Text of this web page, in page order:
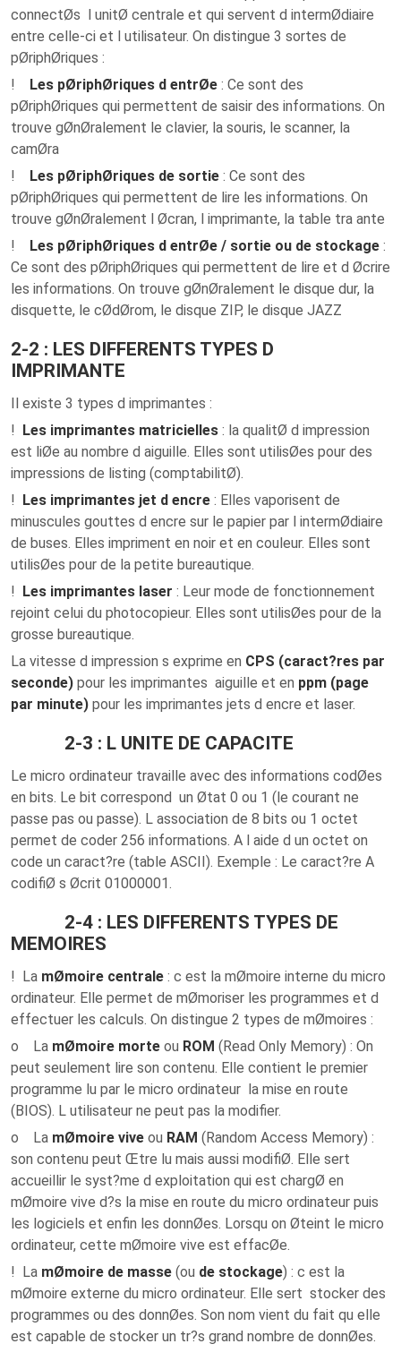
connectØs l unitØ centrale et qui servent d intermØdiaire
entre celle-ci et l utilisateur. On distingue 3 sortes de
pØriphØriques :
! Les pØriphØriques d entrØe : Ce sont des
pØriphØriques qui permettent de saisir des informations. On
trouve gØnØralement le clavier, la souris, le scanner, la
camØra
! Les pØriphØriques de sortie : Ce sont des
pØriphØriques qui permettent de lire les informations. On
trouve gØnØralement l Øcran, l imprimante, la table tra ante
! Les pØriphØriques d entrØe / sortie ou de stockage :
Ce sont des pØriphØriques qui permettent de lire et d Øcrire
les informations. On trouve gØnØralement le disque dur, la
disquette, le cØdØrom, le disque ZIP, le disque JAZZ
2-2 : LES DIFFERENTS TYPES D
IMPRIMANTE
Il existe 3 types d imprimantes :
! Les imprimantes matricielles : la qualitØ d impression
est liØe au nombre d aiguille. Elles sont utilisØes pour des
impressions de listing (comptabilitØ).
! Les imprimantes jet d encre : Elles vaporisent de
minuscules gouttes d encre sur le papier par l intermØdiaire
de buses. Elles impriment en noir et en couleur. Elles sont
utilisØes pour de la petite bureautique.
! Les imprimantes laser : Leur mode de fonctionnement
rejoint celui du photocopieur. Elles sont utilisØes pour de la
grosse bureautique.
La vitesse d impression s exprime en CPS (caract?res par
seconde) pour les imprimantes aiguille et en ppm (page
par minute) pour les imprimantes jets d encre et laser.
2-3 : L UNITE DE CAPACITE
Le micro ordinateur travaille avec des informations codØes
en bits. Le bit correspond un Øtat 0 ou 1 (le courant ne
passe pas ou passe). L association de 8 bits ou 1 octet
permet de coder 256 informations. A l aide d un octet on
code un caract?re (table ASCII). Exemple : Le caract?re A
codifiØ s Øcrit 01000001.
2-4 : LES DIFFERENTS TYPES DE
MEMOIRES
! La mØmoire centrale : c est la mØmoire interne du micro
ordinateur. Elle permet de mØmoriser les programmes et d
effectuer les calculs. On distingue 2 types de mØmoires :
o La mØmoire morte ou ROM (Read Only Memory) : On
peut seulement lire son contenu. Elle contient le premier
programme lu par le micro ordinateur la mise en route
(BIOS). L utilisateur ne peut pas la modifier.
o La mØmoire vive ou RAM (Random Access Memory) :
son contenu peut Œtre lu mais aussi modifiØ. Elle sert
accueillir le syst?me d exploitation qui est chargØ en
mØmoire vive d?s la mise en route du micro ordinateur puis
les logiciels et enfin les donnØes. Lorsqu on Øteint le micro
ordinateur, cette mØmoire vive est effacØe.
! La mØmoire de masse (ou de stockage) : c est la
mØmoire externe du micro ordinateur. Elle sert stocker des
programmes ou des donnØes. Son nom vient du fait qu elle
est capable de stocker un tr?s grand nombre de donnØes.